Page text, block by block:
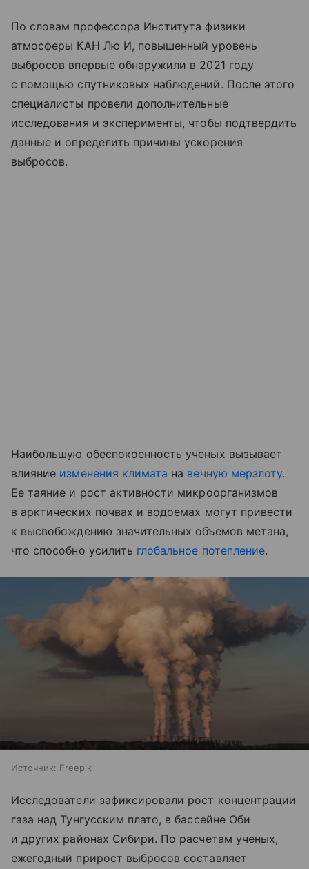
По словам профессора Института физики
атмосферы КАН Лю И, повышенный уровень
выбросов впервые обнаружили в 2021 году
с помощью спутниковых наблюдений. После этого
специалисты провели дополнительные
исследования и эксперименты, чтобы подтвердить
данные и определить причины ускорения
выбросов.
Наибольшую обеспокоенность ученых вызывает
влияние изменения климата на вечную мерзлоту.
Ее таяние и рост активности микроорганизмов
в арктических почвах и водоемах могут привести
к высвобождению значительных объемов метана,
что способно усилить глобальное потепление.
Источник: Freepik
Исследователи зафиксировали рост концентрации
газа над Тунгусским плато, в бассейне Оби
и других районах Сибири. По расчетам ученых,
ежегодный прирост выбросов составляет